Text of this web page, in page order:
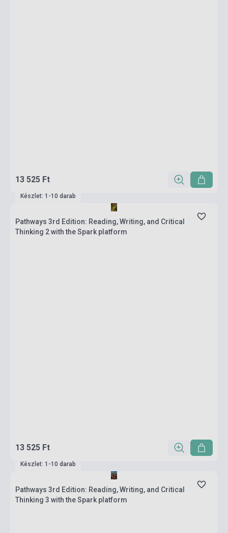
13 525 Ft
Készlet: 1-10 darab
Pathways 3rd Edition: Reading, Writing, and Critical
Thinking 2 with the Spark platform
13 525 Ft
Készlet: 1-10 darab
Pathways 3rd Edition: Reading, Writing, and Critical
Thinking 3 with the Spark platform